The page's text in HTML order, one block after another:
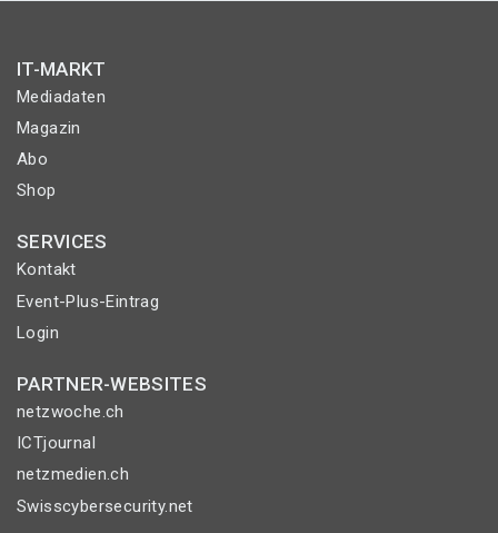
IT-MARKT
Mediadaten
Magazin
Abo
Shop
SERVICES
Kontakt
Event-Plus-Eintrag
Login
PARTNER-WEBSITES
netzwoche.ch
ICTjournal
netzmedien.ch
Swisscybersecurity.net